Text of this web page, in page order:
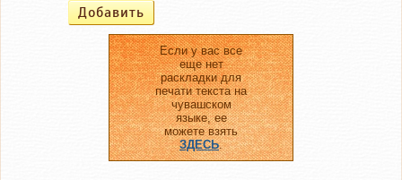
Если у вас все
еще нет
раскладки для
печати текста на
чувашском
языке, ее
можете взять
ЗДЕСЬ.